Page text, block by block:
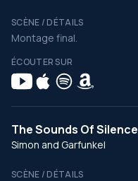
SCÈNE / DÉTAILS
Montage final.
ÉCOUTER SUR
The Sounds Of Silence
Simon and Garfunkel
SCÈNE / DÉTAILS